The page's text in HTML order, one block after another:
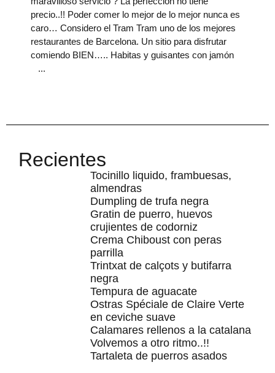
precio..!! Poder comer lo mejor de lo mejor nunca es
caro… Considero el Tram Tram uno de los mejores
restaurantes de Barcelona. Un sitio para disfrutar
comiendo BIEN….. Habitas y guisantes con jamón
Recientes
Tocinillo liquido, frambuesas,
almendras
Dumpling de trufa negra
Gratin de puerro, huevos
crujientes de codorniz
Crema Chiboust con peras
parrilla
Trintxat de calçots y butifarra
negra
Tempura de aguacate
Ostras Spéciale de Claire Verte
en ceviche suave
Calamares rellenos a la catalana
Volvemos a otro ritmo..!!
Tartaleta de puerros asados